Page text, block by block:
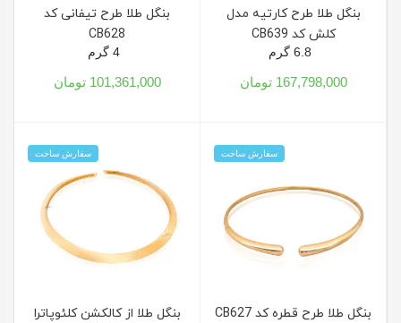
بنگل طلا طرح کارتیه مدل
کلش کد CB639
167,798,000 تومان
بنگل طلا طرح تیفانی کد
CB628
101,361,000 تومان
سفارش ساخت
بنگل طلا طرح قطره کد CB627
سفارش ساخت
بنگل طلا از کالکشن کلئوپاترا